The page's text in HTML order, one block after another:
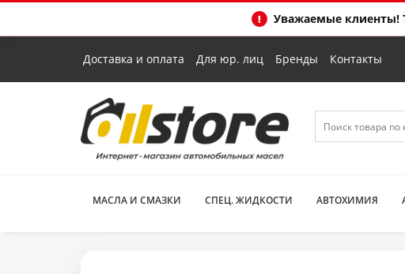
Уважаемые клиенты!
Доставка и оплата Для юр. лиц Бренды Контакты
МАСЛА И СМАЗКИ СПЕЦ. ЖИДКОСТИ АВТОХИМИЯ